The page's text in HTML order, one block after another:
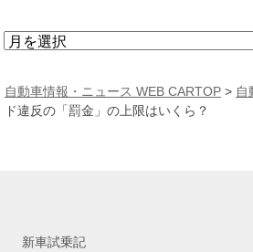
ア
カ
イ
自動車情報・ニュース WEB CARTOP > 自
ド違反の「罰金」の上限はいくら？
新車試乗記